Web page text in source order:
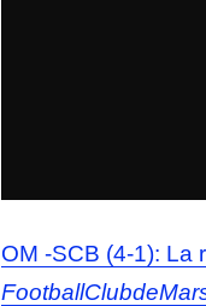
OM -SCB (4-1): La